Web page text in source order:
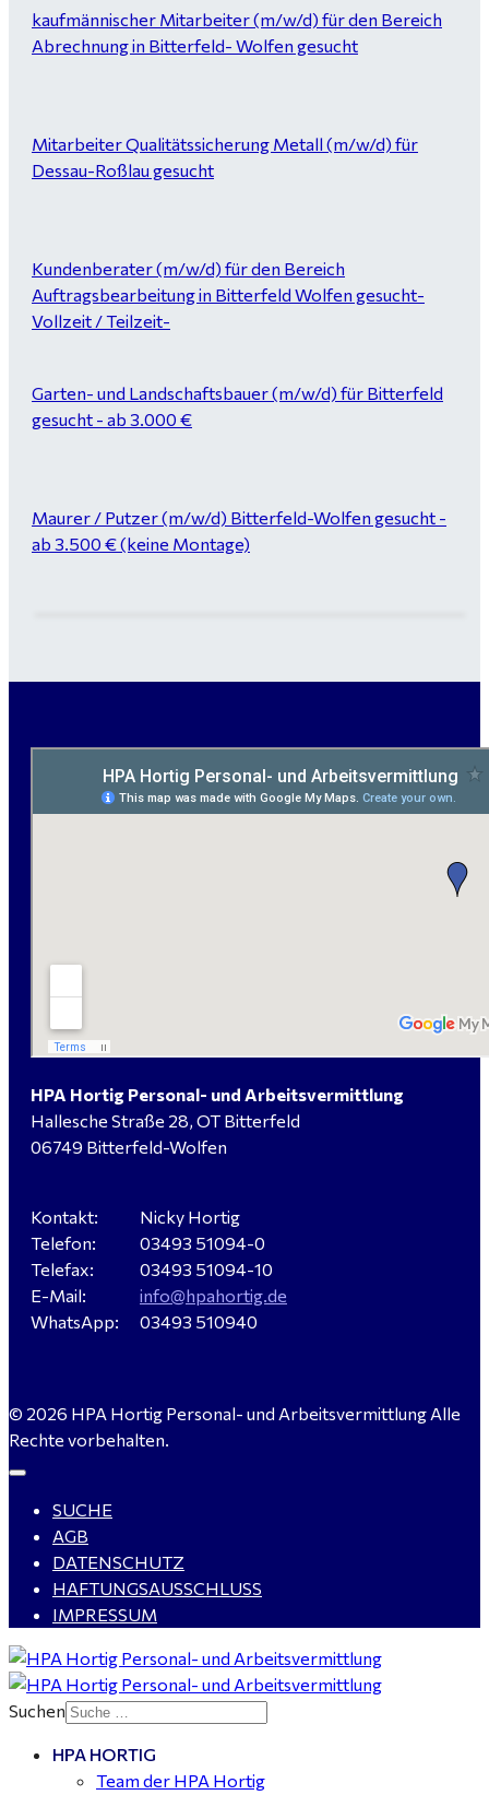
kaufmännischer Mitarbeiter (m/w/d) für den Bereich
Abrechnung in Bitterfeld- Wolfen gesucht
Mitarbeiter Qualitätssicherung Metall (m/w/d) für
Dessau-Roßlau gesucht
Kundenberater (m/w/d) für den Bereich
Auftragsbearbeitung in Bitterfeld Wolfen gesucht-
Vollzeit / Teilzeit-
Garten- und Landschaftsbauer (m/w/d) für Bitterfeld
gesucht - ab 3.000 €
Maurer / Putzer (m/w/d) Bitterfeld-Wolfen gesucht -
ab 3.500 € (keine Montage)
Elektromeister / -techniker (m/w/d) Kalkulation /
Planung / Überwachung - Bitterfeld-Wolfen
Verkäufer / Fachberater (m/w/d) - Baustoffe Fliesen -
für Dessau-Roßlau gesucht
Servicemeister Kfz (m/w/d) - Bitterfeld-Wolfen
WIG-Schweißer / Vorrichter (m/w/d) Anlagen- und
Rohrleitungsbau - Tagschicht - Leuna ab 20 €
gesucht für Halle (Saale) - ab 4.000 €
Buchhalter (m/w/d) für Halle (Saale) gesucht - TZ 20-
25
Dessau-Roßlau - ab 18,00 €
Koch (m/w/d) für Gaststätte in Kemberg gesucht
HPA Hortig Personal- und Arbeitsvermittlung
Hallesche Straße 28, OT Bitterfeld
06749 Bitterfeld-Wolfen
Kontakt:
Telefon:
Telefax:
E-Mail:
WhatsApp:
Nicky Hortig
03493 51094-0
03493 51094-10
info@hpahortig.de
03493 510940
© 2026 HPA Hortig Personal- und Arbeitsvermittlung Alle
Rechte vorbehalten.
SUCHE
AGB
DATENSCHUTZ
HAFTUNGSAUSSCHLUSS
IMPRESSUM
Suchen
HPA HORTIG
Team der HPA Hortig